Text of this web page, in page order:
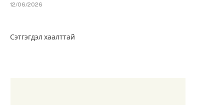
12/06/2026
Сэтгэгдэл хаалттай